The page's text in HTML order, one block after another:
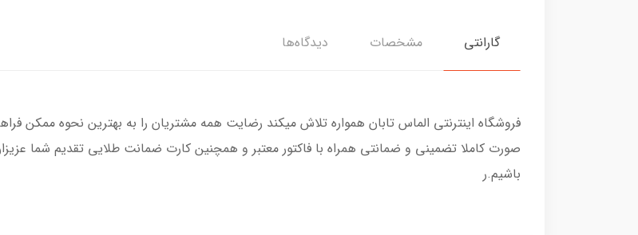
گارانتی مشخصات دیدگاه‌ها
فروشگاه اینترنتی الماس تابان همواره تلاش میکند رضایت همه مشتریان را به بهترین نحوه ممکن
صورت کاملا تضمینی و ضمانتی همراه با فاکتور معتبر و همچنین کارت ضمانت طلایی تقدیم شما
باشیم.ر